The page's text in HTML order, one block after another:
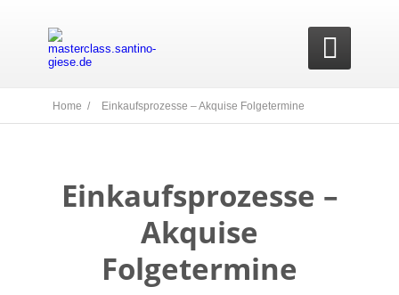

Home / Einkaufsprozesse – Akquise Folgetermine
Einkaufsprozesse –
Akquise
Folgetermine